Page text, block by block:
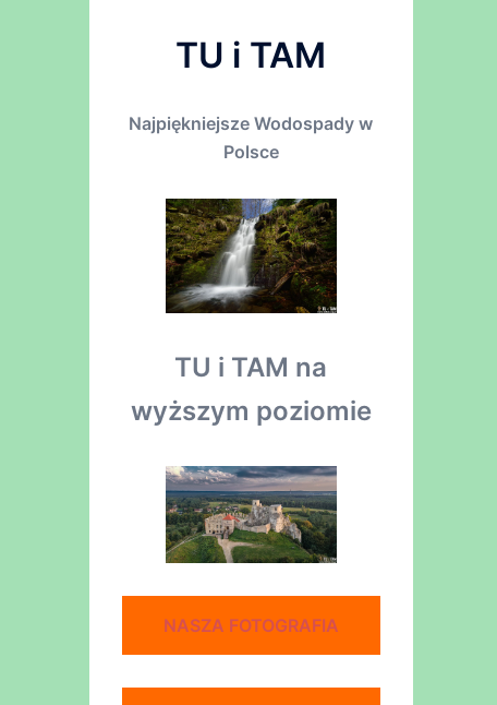
TU i TAM
Najpiękniejsze Wodospady w
Polsce
TU i TAM na
wyższym poziomie
NASZA FOTOGRAFIA